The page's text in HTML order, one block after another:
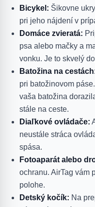
Bicykel: Šikovne
pri jeho nájdení v
Domáce zvieratá:
psa alebo mačky a
vonku. Je to skvelý
Batožina na
pri batožinovom
vaša batožina
stále na ceste.
Diaľkové ovládače:
neustále stráca
spása.
Fotoaparát alebo
ochranu. AirTag vám
polohe.
Detský kočík: Na